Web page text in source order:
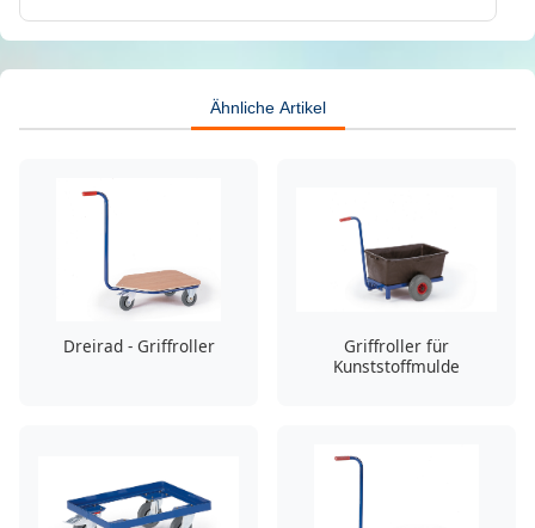
Ähnliche Artikel
Dreirad - Griffroller
Griffroller für
Kunststoffmulde